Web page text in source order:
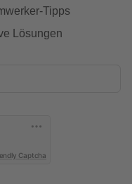
Tipps
Lösungen
Captcha